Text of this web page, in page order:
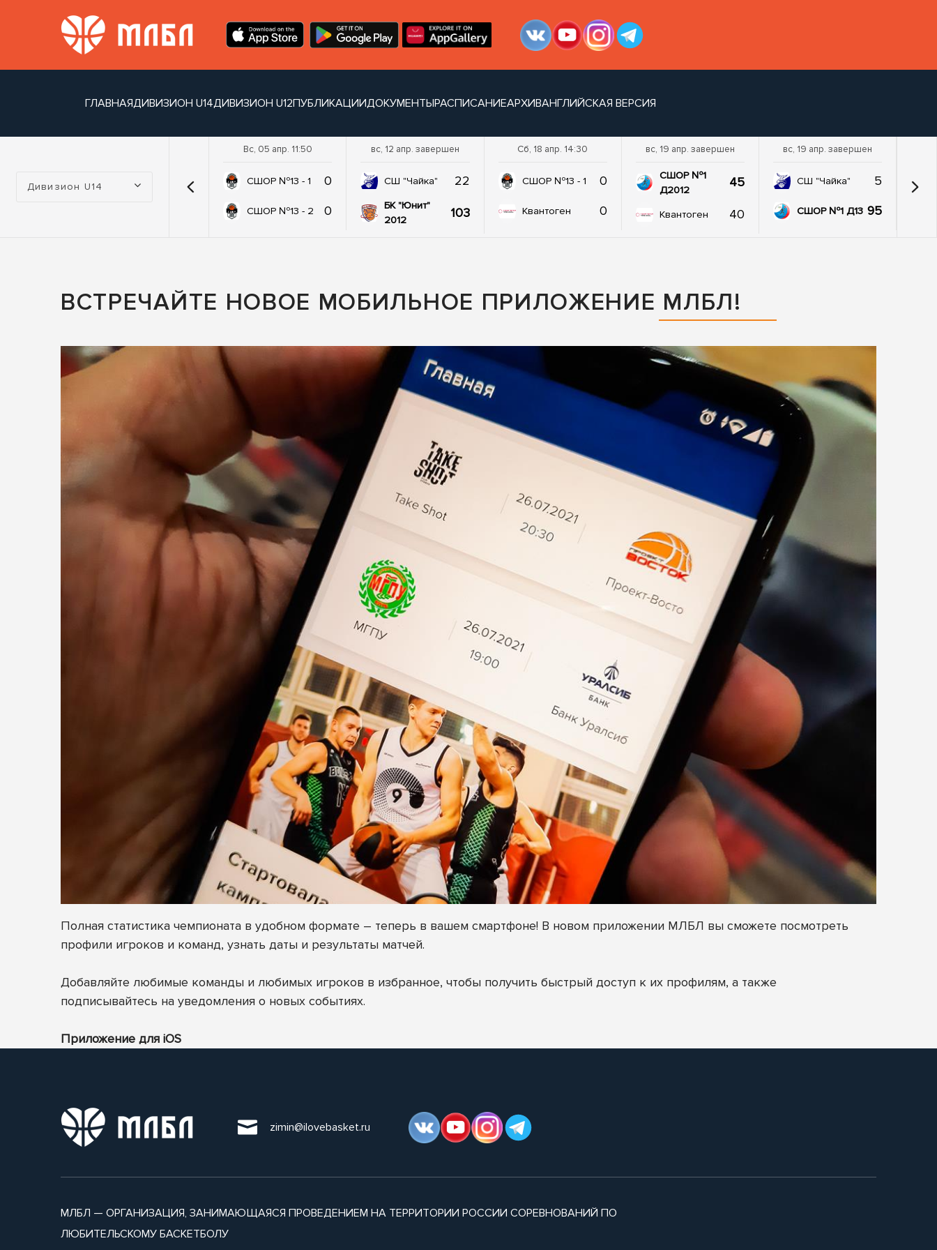
ГЛАВНАЯДИВИЗИОН U14ДИВИЗИОН U12ПУБЛИКАЦИИДОКУМЕНТЫРАСПИСАНИЕАРХИВАНГЛИЙСКАЯ ВЕРСИЯ
Турнир:
Дивизион U14
Вс, 05 апр. 11:50
СШОР №13 - 1 0
СШОР №13 - 2 0
вс, 12 апр. завершен
СШ "Чайка" 22
БК "Юнит"
2012
103
Сб, 18 апр. 14:30
СШОР №13 - 1 0
Квантоген 0
вс, 19 апр. завершен
СШОР №1
Д2012
45
Квантоген 40
вс, 19 апр. завершен
СШ "Чайка" 5
СШОР №1 Д13 95
ВСТРЕЧАЙТЕ НОВОЕ МОБИЛЬНОЕ ПРИЛОЖЕНИЕ МЛБЛ!
Полная статистика чемпионата в удобном формате – теперь в вашем смартфоне! В новом приложении МЛБЛ вы сможете посмотреть
профили игроков и команд, узнать даты и результаты матчей.
Добавляйте любимые команды и любимых игроков в избранное, чтобы получить быстрый доступ к их профилям, а также
подписывайтесь на уведомления о новых событиях.
Приложение для iOS
zimin@ilovebasket.ru
МЛБЛ — ОРГАНИЗАЦИЯ, ЗАНИМАЮЩАЯСЯ ПРОВЕДЕНИЕМ НА ТЕРРИТОРИИ РОССИИ СОРЕВНОВАНИЙ ПО
ЛЮБИТЕЛЬСКОМУ БАСКЕТБОЛУ